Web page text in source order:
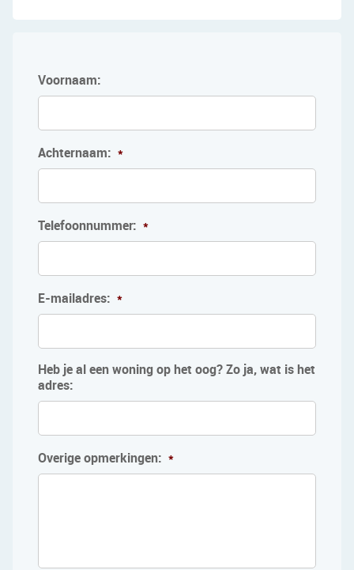
Voornaam:
Achternaam: *
Telefoonnummer: *
E-mailadres: *
Heb je al een woning op het oog? Zo ja, wat is het
adres:
Overige opmerkingen: *